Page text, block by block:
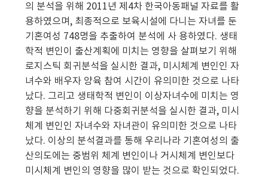
의 분석을 위해 2011년 제4차 한국아동패널 자료를 활
용하였으며, 최종적으로 보육시설에 다니는 자녀를 둔
기혼여성 748명을 추출하여 분석에 사 용하였다. 생태
학적 변인이 출산계획에 미치는 영향을 살펴보기 위해
로지스틱 회귀분석을 실시한 결과, 미시체계 변인인 자
녀수와 배우자 양육 참여 시간이 유의미한 것으로 나타
났다. 그리고 생태학적 변인이 이상자녀수에 미치는 영
향을 분석하기 위해 다중회귀분석을 실시한 결과, 미시
체계 변인인 자녀수와 자녀관이 유의미한 것으로 나타
났다. 이상의 분석결과를 통해 우리나라 기혼여성의 출
산의도에는 중범위 체계 변인이나 거시체계 변인보다
미시체계 변인의 영향을 많이 받는 것으로 확인되었다.